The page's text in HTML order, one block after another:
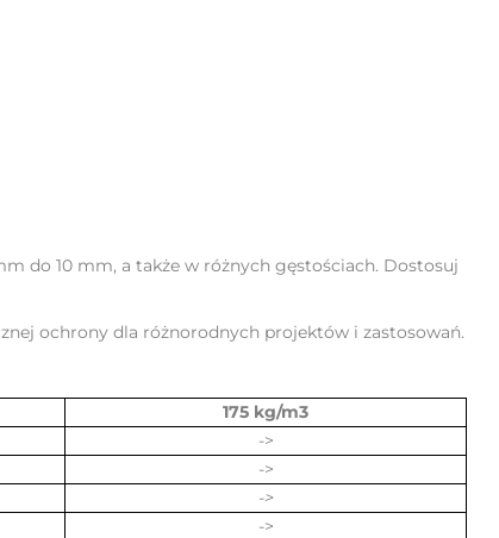
do 10 mm, a także w różnych gęstościach. Dostosuj
ochrony dla różnorodnych projektów i zastosowań.
175 kg/m3
->
->
->
->